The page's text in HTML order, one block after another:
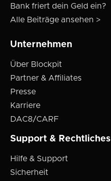
Bank friert dein Geld ein?
Alle Beiträge ansehen >
Unternehmen
Über Blockpit
Partner & Affiliates
Presse
Karriere
DAC8/CARF
Support & Rechtliches
Hilfe & Support
Sicherheit